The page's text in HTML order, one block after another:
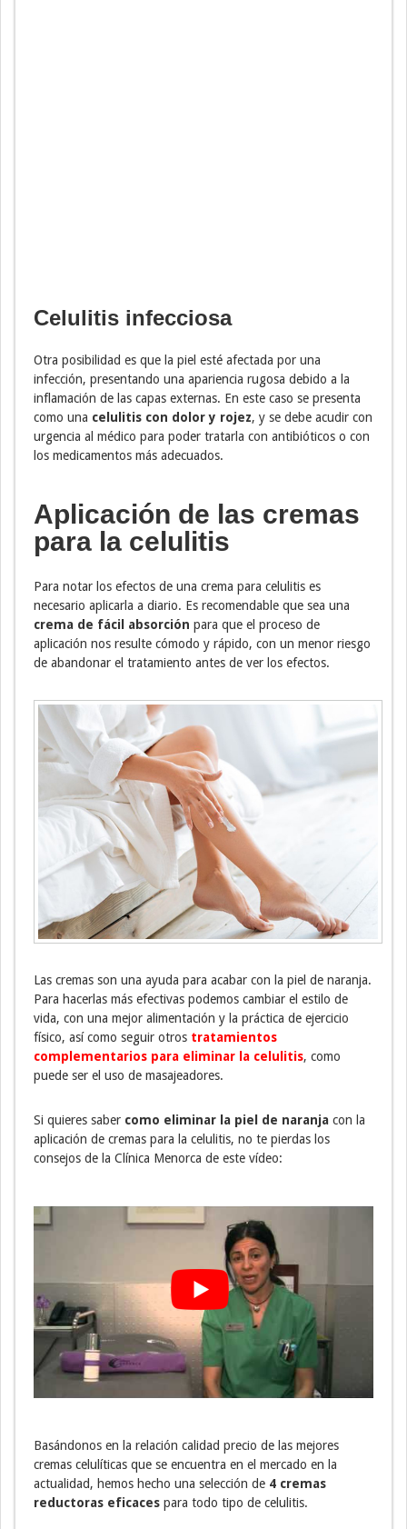
Celulitis infecciosa
Otra posibilidad es que la piel esté afectada por una
infección, presentando una apariencia rugosa debido a la
inflamación de las capas externas. En este caso se presenta
como una celulitis con dolor y rojez, y se debe acudir con
urgencia al médico para poder tratarla con antibióticos o con
los medicamentos más adecuados.
Aplicación de las cremas
para la celulitis
Para notar los efectos de una crema para celulitis es
necesario aplicarla a diario. Es recomendable que sea una
crema de fácil absorción para que el proceso de
aplicación nos resulte cómodo y rápido, con un menor riesgo
de abandonar el tratamiento antes de ver los efectos.
Las cremas son una ayuda para acabar con la piel de naranja.
Para hacerlas más efectivas podemos cambiar el estilo de
vida, con una mejor alimentación y la práctica de ejercicio
físico, así como seguir otros tratamientos
complementarios para eliminar la celulitis, como
puede ser el uso de masajeadores.
Si quieres saber como eliminar la piel de naranja con la
aplicación de cremas para la celulitis, no te pierdas los
consejos de la Clínica Menorca de este vídeo:
Basándonos en la relación calidad precio de las mejores
cremas celulíticas que se encuentra en el mercado en la
actualidad, hemos hecho una selección de 4 cremas
reductoras eficaces para todo tipo de celulitis.